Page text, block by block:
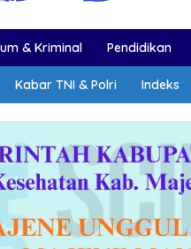
& Kriminal Pendidikan
Kabar TNI & Polri Indeks